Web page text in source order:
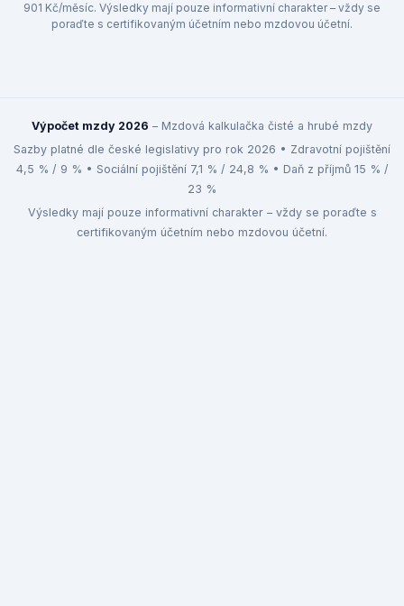
901 Kč/měsíc. Výsledky mají pouze informativní charakter – vždy se
poraďte s certifikovaným účetním nebo mzdovou účetní.
Výpočet mzdy 2026 – Mzdová kalkulačka čisté a hrubé mzdy
Sazby platné dle české legislativy pro rok 2026 • Zdravotní pojištění
4,5 % / 9 % • Sociální pojištění 7,1 % / 24,8 % • Daň z příjmů 15 % /
23 %
Výsledky mají pouze informativní charakter – vždy se poraďte s
certifikovaným účetním nebo mzdovou účetní.